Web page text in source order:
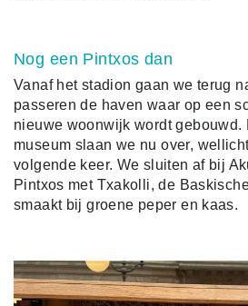
Nog een Pintxos dan
Vanaf het stadion gaan we terug
passeren de haven waar op een
nieuwe woonwijk wordt gebouwd.
museum slaan we nu over,
volgende keer. We sluiten af bij
Pintxos met Txakolli, de
smaakt bij groene peper en kaas.